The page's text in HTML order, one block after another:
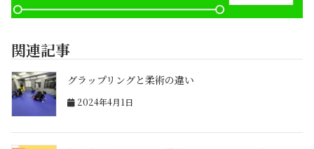
関連記事
グラップリングと柔術の違い
2024年4月1日